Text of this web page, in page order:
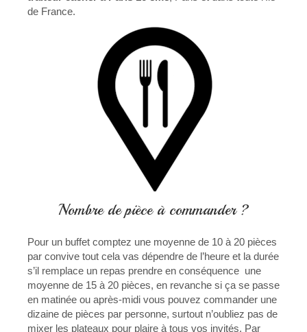
de France.
Nombre de pièce à commander ?
Pour un buffet comptez une moyenne de 10 à 20 pièces
par convive tout cela vas dépendre de l’heure et la durée
s’il remplace un repas prendre en conséquence une
moyenne de 15 à 20 pièces, en revanche si ça se passe
en matinée ou après-midi vous pouvez commander une
dizaine de pièces par personne, surtout n’oubliez pas de
mixer les plateaux pour plaire à tous vos invités. Par